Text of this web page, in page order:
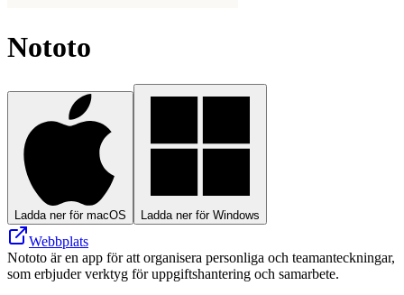
Nototo
Ladda ner för macOS Ladda ner för Windows
Webbplats
Nototo är en app för att organisera personliga och teamanteckningar,
som erbjuder verktyg för uppgiftshantering och samarbete.